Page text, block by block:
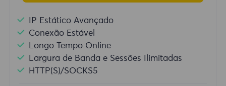
IP Estático Avançado
Conexão Estável
Longo Tempo Online
Largura de Banda e Sessões Ilimitadas
HTTP(S)/SOCKS5